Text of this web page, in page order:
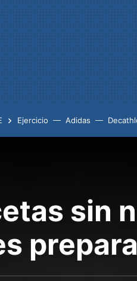
Ejercicio Adidas
sin